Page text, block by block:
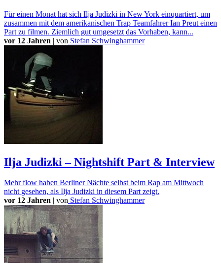
Für einen Monat hat sich Ilja Judizki in New York einquartiert, um
zusammen mit dem amerikanischen Trap Teamfahrer Ian Preut einen
Part zu filmen. Ziemlich gut umgesetzt das Vorhaben, kann...
vor 12 Jahren | von Stefan Schwinghammer
Ilja Judizki – Nightshift Part & Interview
Mehr flow haben Berliner Nächte selbst beim Rap am Mittwoch
nicht gesehen, als Ilja Judizki in diesem Part zeigt.
vor 12 Jahren | von Stefan Schwinghammer